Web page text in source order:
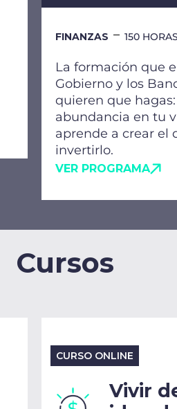
FINANZAS 150 HORAS
La formación que
Gobierno y los
quieren que hagas:
abundancia en tu
aprende a crear el
invertirlo.
VER PROGRAMA
Cursos
CURSO ONLINE
Vivir